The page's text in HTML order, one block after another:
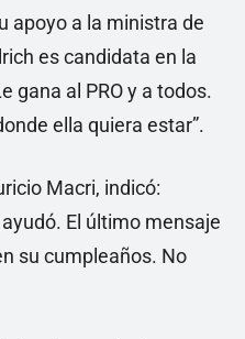
apoyo a la ministra de
es candidata en la
gana al PRO y a todos.
ella quiera estar”.
Macri, indicó:
El último mensaje
su cumpleaños. No